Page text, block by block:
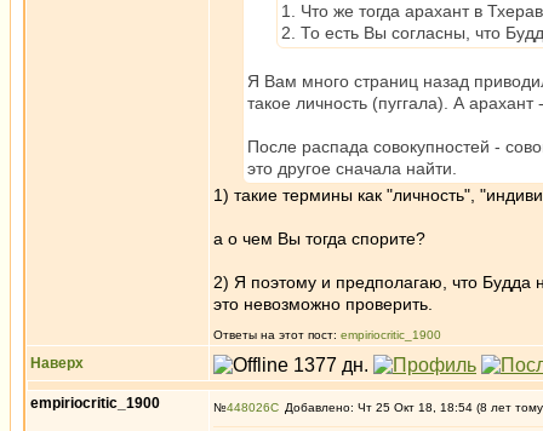
1. Что же тогда арахант в
2. То есть Вы согласны, что
Я Вам много страниц назад
такое личность (пуггала). А
После распада совокупностей -
это другое сначала найти.
1) такие термины как "личность",
а о чем Вы тогда спорите?
2) Я поэтому и предполагаю, что Будда
это невозможно проверить.
Ответы на этот пост: empiriocritic_1900
Наверх
empiriocritic_1900 №448026 Добавлено: Чт 25 Окт 18, 18:54 (8 лет